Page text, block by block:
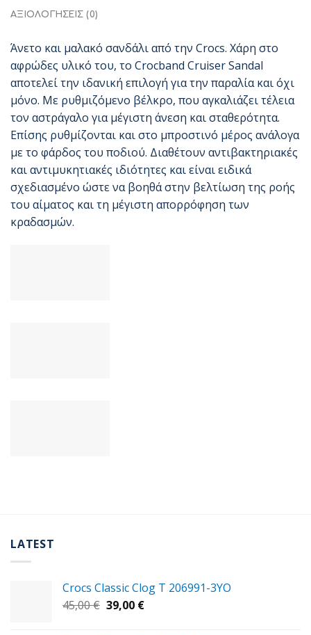
ΑΞΙΟΛΟΓΉΣΕΙΣ (0)
Άνετο και μαλακό σανδάλι από την Crocs. Χάρη στο
αφρώδες υλικό του, το Crocband Cruiser Sandal
αποτελεί την ιδανική επιλογή για την παραλία και όχι
μόνο. Με ρυθμιζόμενο βέλκρο, που αγκαλιάζει τέλεια
τον αστράγαλο για μέγιστη άνεση και σταθερότητα.
Επίσης ρυθμίζονται και στο μπροστινό μέρος ανάλογα
με το φάρδος του ποδιού. Διαθέτουν αντιβακτηριακές
και αντιμυκητιακές ιδιότητες και είναι ειδικά
σχεδιασμένο ώστε να βοηθά στην βελτίωση της ροής
του αίματος και τη μέγιστη απορρόφηση των
κραδασμών.
LATEST
Crocs Classic Clog T 206991-3YΟ
45,00€ Original
39,00 €Η